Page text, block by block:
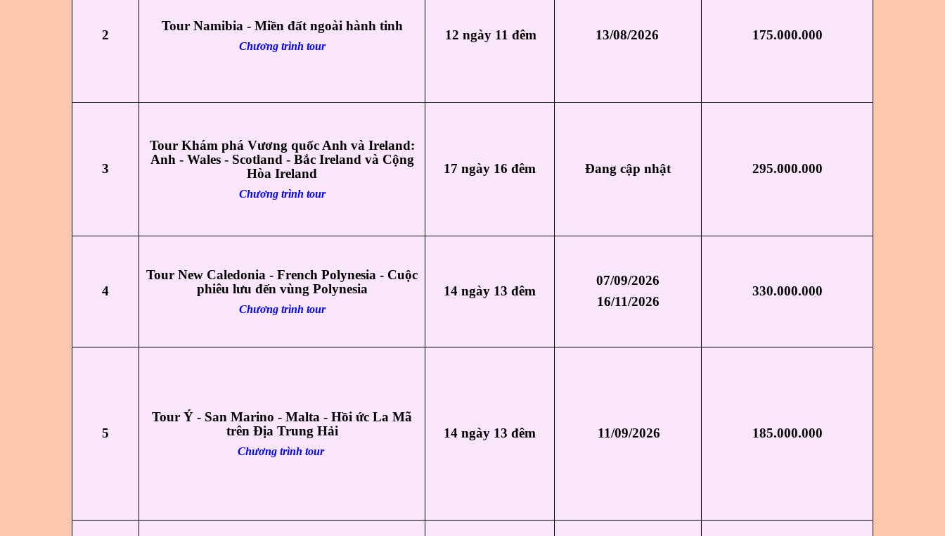
2
Tour Namibia - Miền đất ngoài hành tinh
Chương trình tour
12 ngày 11 đêm 13/08/2026 175.000.000
3
Tour Khám phá Vương quốc Anh và Ireland:
Anh - Wales - Scotland - Bắc Ireland và Cộng
Hòa Ireland
Chương trình tour
17 ngày 16 đêm Đang cập nhật 295.000.000
4
Tour New Caledonia - French Polynesia - Cuộc
phiêu lưu đến vùng Polynesia
Chương trình tour
14 ngày 13 đêm
07/09/2026
16/11/2026
330.000.000
5
Tour Ý - San Marino - Malta - Hồi ức La Mã
trên Địa Trung Hải
Chương trình tour
14 ngày 13 đêm 11/09/2026 185.000.000